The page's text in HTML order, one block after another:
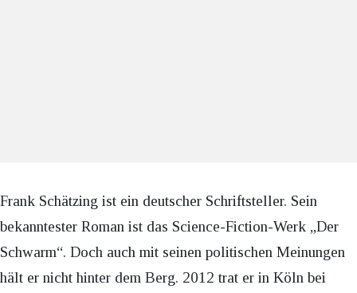
Frank Schätzing ist ein deutscher Schriftsteller. Sein
bekanntester Roman ist das Science-Fiction-Werk „Der
Schwarm“. Doch auch mit seinen politischen Meinungen
hält er nicht hinter dem Berg. 2012 trat er in Köln bei